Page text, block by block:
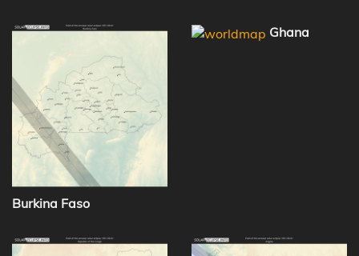
Burkina Faso
Ghana